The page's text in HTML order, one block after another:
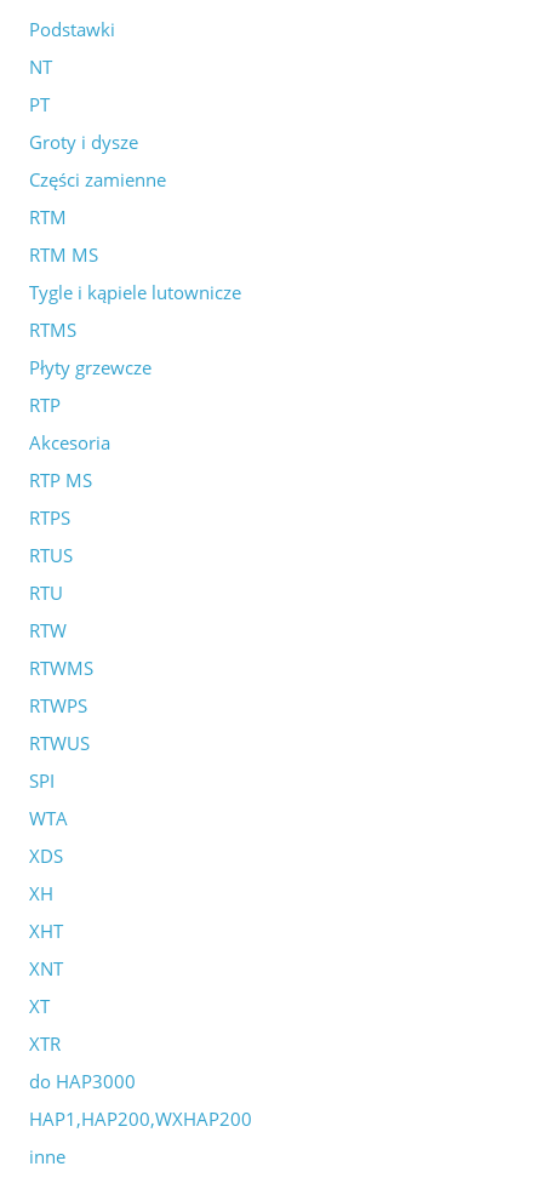
Podstawki
NT
PT
Groty i dysze
Części zamienne
RTM
RTM MS
Tygle i kąpiele lutownicze
RTMS
Płyty grzewcze
RTP
Akcesoria
RTP MS
RTPS
RTUS
RTU
RTW
RTWMS
RTWPS
RTWUS
SPI
WTA
XDS
XH
XHT
XNT
XT
XTR
do HAP3000
HAP1,HAP200,WXHAP200
inne